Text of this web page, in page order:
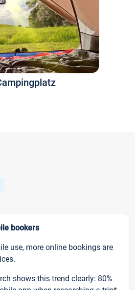
bookers
use, more online bookings are
shows this trend clearly: 80%